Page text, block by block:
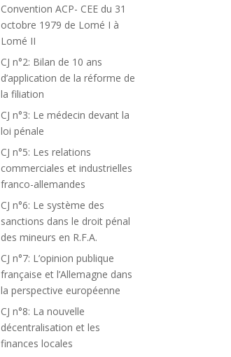
Convention ACP- CEE du 31
octobre 1979 de Lomé I à
Lomé II
CJ n°2: Bilan de 10 ans
d’application de la réforme de
la filiation
CJ n°3: Le médecin devant la
loi pénale
CJ n°5: Les relations
commerciales et industrielles
franco-allemandes
CJ n°6: Le système des
sanctions dans le droit pénal
des mineurs en R.F.A.
CJ n°7: L’opinion publique
française et l’Allemagne dans
la perspective européenne
CJ n°8: La nouvelle
décentralisation et les
finances locales